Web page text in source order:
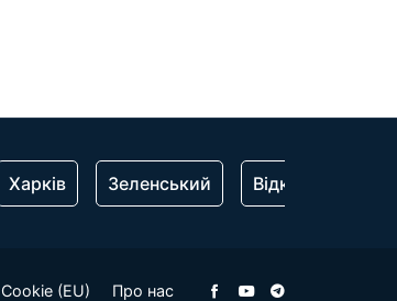
Харків Зеленський Відключення
Cookie (EU) Про нас